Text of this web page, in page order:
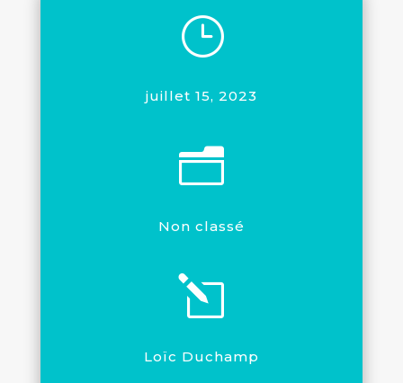
}
juillet 15, 2023
n
Non classé
l
Loïc Duchamp